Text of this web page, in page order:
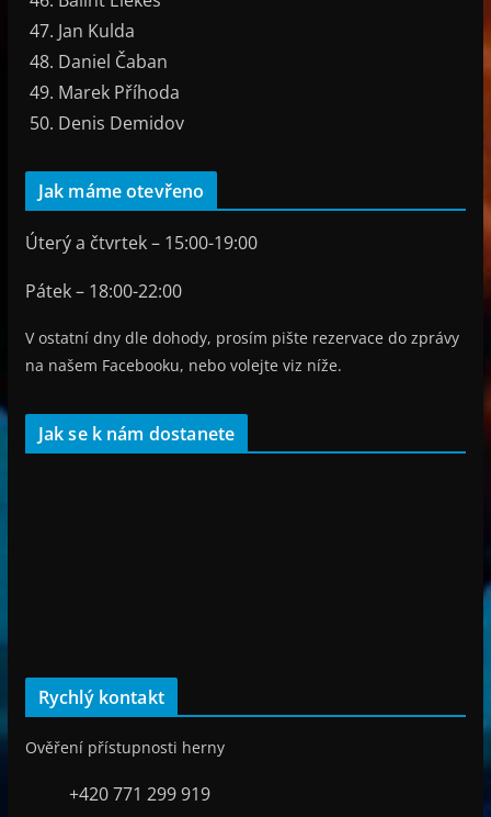
Jan Kulda
Daniel Čaban
Marek Příhoda
Denis Demidov
Jak máme otevřeno
Úterý a čtvrtek – 15:00-19:00
Pátek – 18:00-22:00
V ostatní dny dle dohody, prosím pište rezervace do zprávy
na našem Facebooku, nebo volejte viz níže.
Jak se k nám dostanete
Rychlý kontakt
Ověření přístupnosti herny
+420 771 299 919